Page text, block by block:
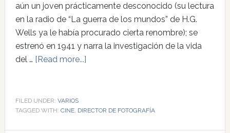
aún un joven prácticamente desconocido (su lectura
en la radio de “La guerra de los mundos” de H.G.
Wells ya le había procurado cierta renombre); se
estrenó en 1941 y narra la investigación de la vida
del … [Read more...]
FILED UNDER: VARIOS
TAGGED WITH: CINE, DIRECTOR DE FOTOGRAFÍA